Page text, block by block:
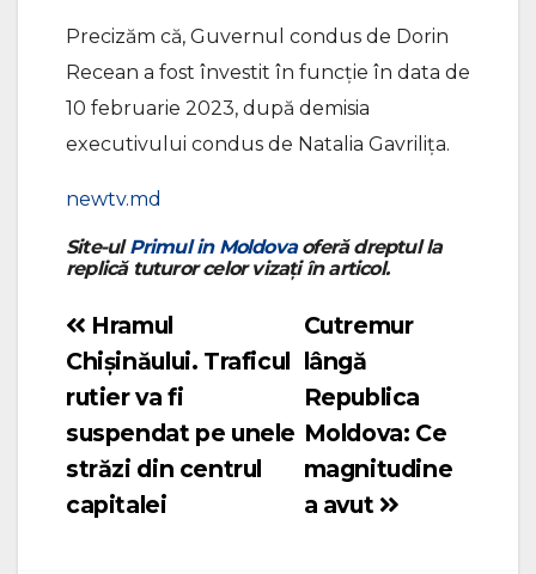
Precizăm că, Guvernul condus de Dorin
Recean a fost învestit în funcție în data de
10 februarie 2023, după demisia
executivului condus de Natalia Gavrilița.
newtv.md
Site-ulPrimul in Moldovaoferă dreptul la
replică tuturor celor vizați în articol.
Navigare
în
Cutremur
lângă
Republica
Moldova: Ce
magnitudine
a avut
Hramul
Chișinăului. Traficul
rutier va fi
suspendat pe unele
străzi din centrul
capitalei